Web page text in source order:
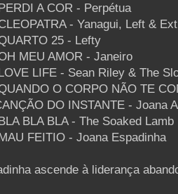
A COR - Perpétua
- Yanagui, Left &
25 - Lefty
MEU AMOR - Janeiro
LIFE - Sean Riley & The
O CORPO NÃO TE
DO INSTANTE - Joana
BLA BLA - The Soaked Lamb
FEITIO - Joana Espadinha
ascende à liderança